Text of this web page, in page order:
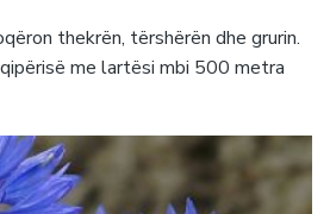
thekrën, tërshërën dhe grurin.
me lartësi mbi 500 metra